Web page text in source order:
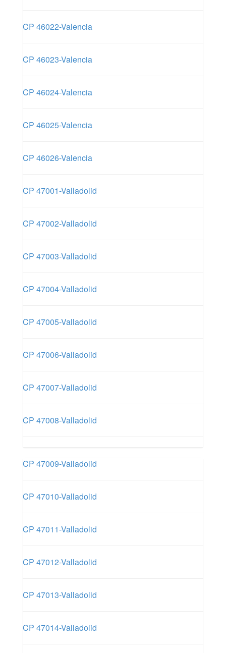
CP 46022-Valencia
CP 46023-Valencia
CP 46024-Valencia
CP 46025-Valencia
CP 46026-Valencia
CP 47001-Valladolid
CP 47002-Valladolid
CP 47003-Valladolid
CP 47004-Valladolid
CP 47005-Valladolid
CP 47006-Valladolid
CP 47007-Valladolid
CP 47008-Valladolid
CP 47009-Valladolid
CP 47010-Valladolid
CP 47011-Valladolid
CP 47012-Valladolid
CP 47013-Valladolid
CP 47014-Valladolid